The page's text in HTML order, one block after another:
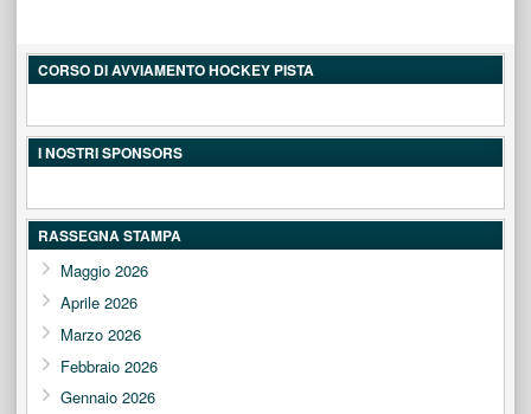
CORSO DI AVVIAMENTO HOCKEY PISTA
I NOSTRI SPONSORS
RASSEGNA STAMPA
Maggio 2026
Aprile 2026
Marzo 2026
Febbraio 2026
Gennaio 2026